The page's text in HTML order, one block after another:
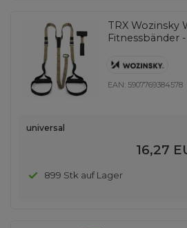
TRX Wozinsky
Fitnessbänder
EAN: 5907769384578
universal
16,27
899 Stk auf Lager